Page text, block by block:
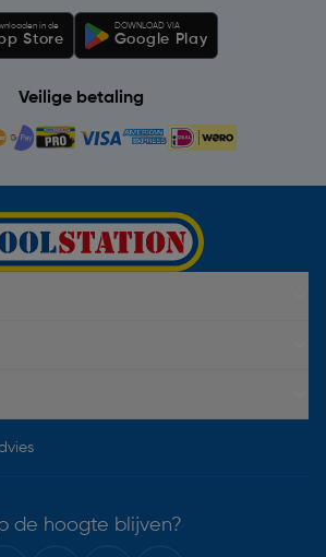
in de
Store
DOWNLOAD VIA
Google Play
Veilige betaling
de hoogte blijven?